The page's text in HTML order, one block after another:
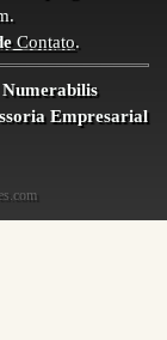
Contato.
Empresarial